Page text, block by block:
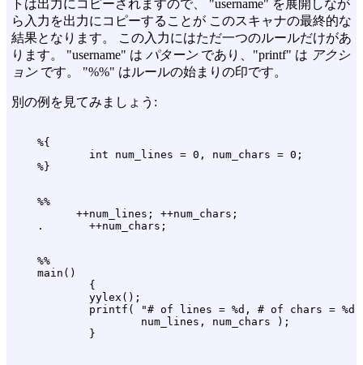
トは出力にコピーされますので、 "username" を展開しなが
ら入力を出力にコピーすることが このスキャナの最終的な
結果となります。 この入力にはただ一つのルールだけがあ
ります。 "username" は パターンであり、"printf" は アクシ
ョンです。 "%%" はルールの始まりの印です。
別の例を見てみましょう:
    %{
            int num_lines = 0, num_chars = 0;
    %%
          ++num_lines; ++num_chars;
    %%
    main()
            {
            yylex();
printf( "# of lines = %d, # of chars = %d
                    num_lines, num_chars );